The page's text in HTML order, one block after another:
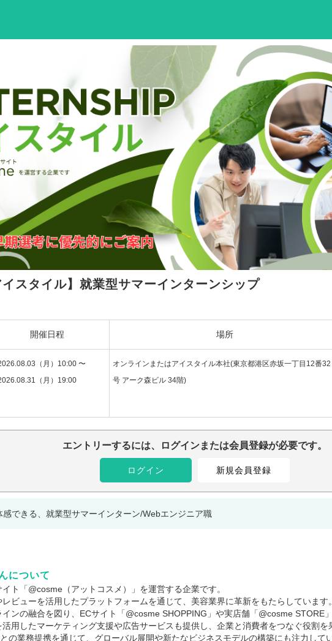
スタイル】就業型サマーインターンシップ
開催日程 場所
（月）10:00 〜
（月）19:00
オンラインまたはアイスタイル本社(東京都港区⾚坂⼀丁⽬12番32
号 アーク森ビル 34階)
エントリーするには、ログインまたは会員登録が必要です。
ログイン 新規会員登録
感できる、就業型サマーインターン/Webエンジニア職
について
ト「@cosme（アットコスメ）」を運営する企業です。
ビューを活用したプラットフォームを通じて、美容業界に革新をもたらしています
ンの融合を図り、ECサイト「@cosme SHOPPING」や実店舗「@cosme STORE
活用したマーケティング支援や広告サービスも提供し、企業と消費者をつなぐ役割を
の業務提携を通じて、グローバル展開や新たなビジネスモデルの構築にも注力して